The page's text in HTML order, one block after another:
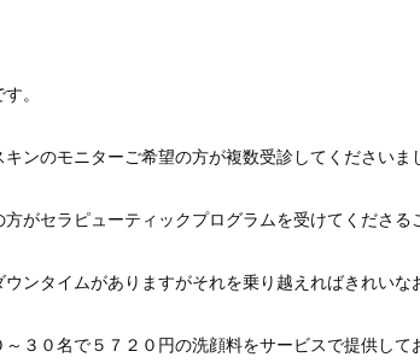
。
ンのモニターご希望の方が複数受診してくださいま
がセラピューティックプログラムを受けてくださる
ンタイムがありますがそれを乗り越えればきれいな
３０名で５７２０円の洗顔料をサービスで提供して